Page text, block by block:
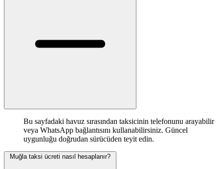
Bu sayfadaki havuz sırasından taksicinin telefonunu arayabilir
veya WhatsApp bağlantısını kullanabilirsiniz. Güncel
uygunluğu doğrudan sürücüden teyit edin.
Muğla taksi ücreti nasıl hesaplanır?